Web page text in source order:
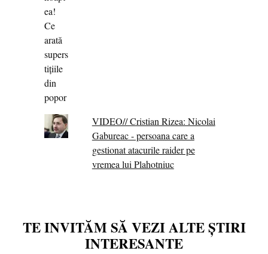
VIDEO// Cristian Rizea: Nicolai
Gabureac - persoana care a
gestionat atacurile raider pe
vremea lui Plahotniuc
TE INVITĂM SĂ VEZI ALTE ȘTIRI
INTERESANTE